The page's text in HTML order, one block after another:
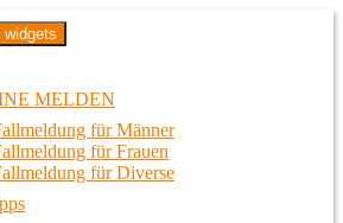
Projekt in Berlin
widgets
MELDEN
für Männer
für Frauen
für Diverse